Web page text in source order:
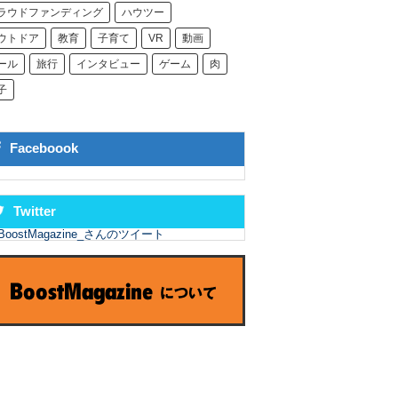
ウドファンディング ハウツー
トドア 教育 子育て VR 動画
ル 旅行 インタビュー ゲーム 肉
Faceboook
Twitter
さんのツイート